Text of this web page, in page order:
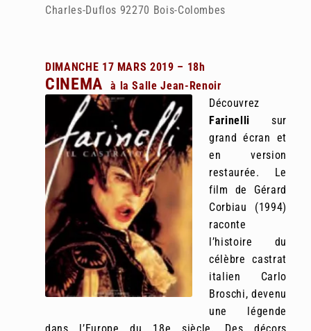
Charles-Duflos 92270 Bois-Colombes
DIMANCHE 17 MARS 2019 – 18h
CINEMA
à la Salle Jean-Renoir
Découvrez
Farinelli sur
grand écran et
en version
restaurée. Le
film de Gérard
Corbiau (1994)
raconte
l’histoire du
célèbre castrat
italien Carlo
Broschi, devenu
une légende